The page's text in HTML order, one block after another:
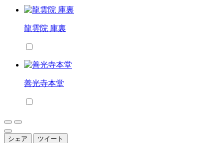
龍雲院 庫裏
善光寺本堂
シェア ツイート